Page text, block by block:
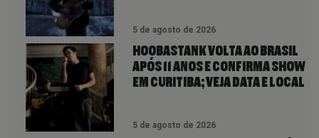
5 de agosto de 2026
HOOBASTANK VOLTA AO BRASIL
APÓS 11 ANOS E CONFIRMA SHOW
EM CURITIBA; VEJA DATA E LOCAL
5 de agosto de 2026